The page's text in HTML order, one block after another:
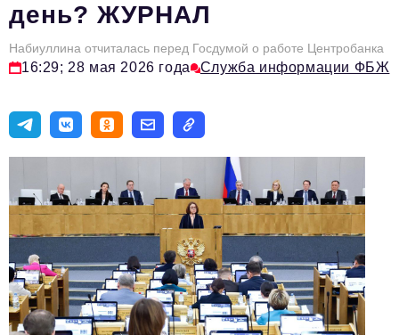
Юридический практикум
Стиль жизни
Импортозамещение
Эксперты
Авторские материалы
Видео
Телефон редакции:+7 495 727-01-67
Электронные почты редакции:
день? ЖУРНАЛ
Набиуллина отчиталась перед Госдумой о работе Центробанка
16:29; 28 мая 2026 года Служба информации ФБЖ